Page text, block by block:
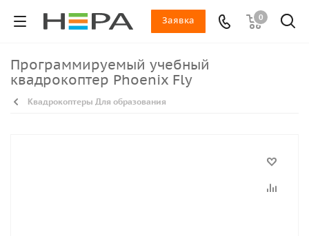
0
Заявка
Программируемый учебный
квадрокоптер Phoenix Fly
Квадрокоптеры Для образования